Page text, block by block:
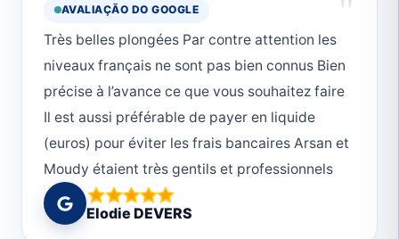
rodzinie. 4. Różnorodność miejsc nurkowych.
Marsa Alam to raj dla nurków. W okolicy
znajdują się piękne rafy koralowe, w które
zabiorą instruktorzyJeśli szukasz
niezapomnianych wrażeń pod wodą, tylko z
Deep South Divers 🌊🐠🤿
AVALIAÇÃO DO GOOGLE
Très belles plongées Par contre attention les
niveaux français ne sont pas bien connus Bien
précise à l’avance ce que vous souhaitez faire
Il est aussi préférable de payer en liquide
(euros) pour éviter les frais bancaires Arsan et
Moudy étaient très gentils et professionnels
Elodie DEVERS